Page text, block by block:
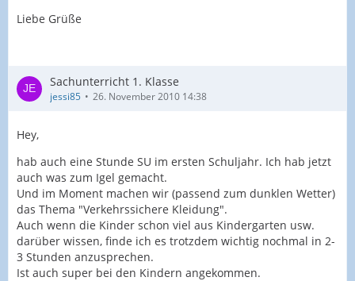
Liebe Grüße
Sachunterricht 1. Klasse
jessi85 26. November 2010 14:38
Hey,
hab auch eine Stunde SU im ersten Schuljahr. Ich hab jetzt
auch was zum Igel gemacht.
Und im Moment machen wir (passend zum dunklen Wetter)
das Thema "Verkehrssichere Kleidung".
Auch wenn die Kinder schon viel aus Kindergarten usw.
darüber wissen, finde ich es trotzdem wichtig nochmal in 2-
3 Stunden anzusprechen.
Ist auch super bei den Kindern angekommen.